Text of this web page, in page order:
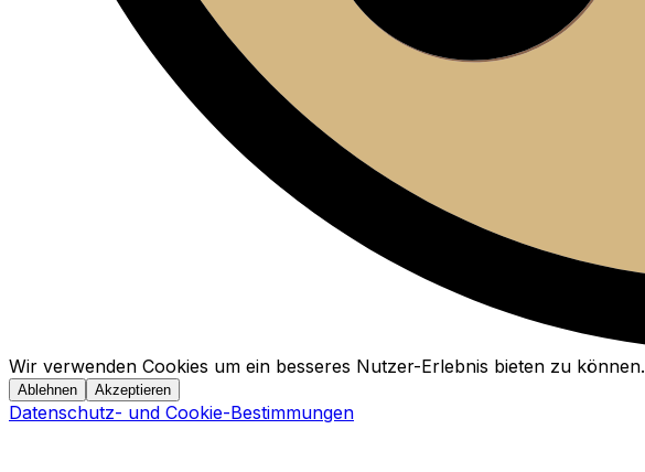
Wir verwenden Cookies um ein besseres Nutzer-Erlebnis bieten zu können.
Ablehnen Akzeptieren
Datenschutz- und Cookie-Bestimmungen